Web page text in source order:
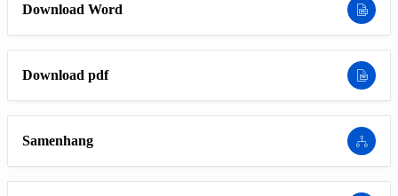
Download Word
Download pdf
Samenhang